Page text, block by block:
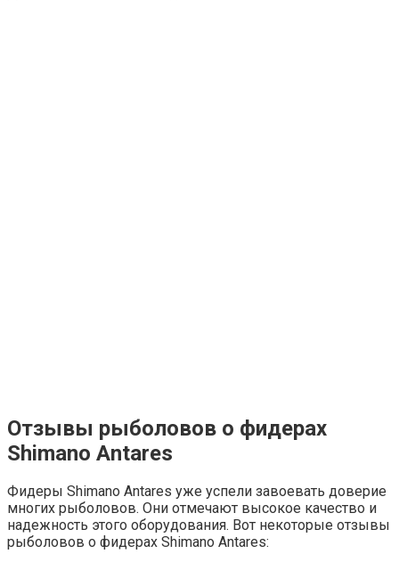
Отзывы рыболовов о фидерах
Shimano Antares
Фидеры Shimano Antares уже успели завоевать доверие
многих рыболовов. Они отмечают высокое качество и
надежность этого оборудования. Вот некоторые отзывы
рыболовов о фидерах Shimano Antares: